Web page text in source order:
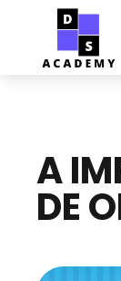
A
DE